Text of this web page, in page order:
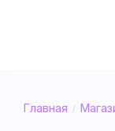
Главная /